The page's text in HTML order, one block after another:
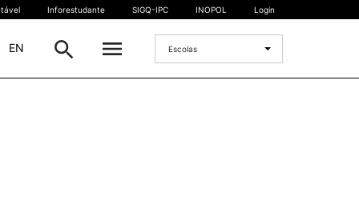
Inforestudante SIGQ-IPC INOPOL Login
EN Escolas